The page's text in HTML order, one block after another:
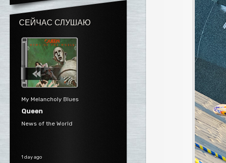
СЕЙЧАС СЛУШАЮ
My Melancholy Blues
Queen
News of the World
1 day ago